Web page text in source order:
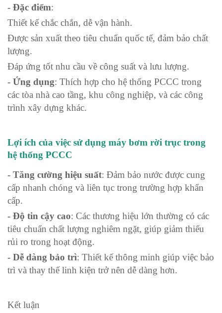
- Đặc điểm:
Thiết kế chắc chắn, dễ vận hành.
Được sản xuất theo tiêu chuẩn quốc tế, đảm bảo chất
lượng.
Đáp ứng tốt nhu cầu về công suất và lưu lượng.
- Ứng dụng: Thích hợp cho hệ thống PCCC trong
các tòa nhà cao tầng, khu công nghiệp, và các công
trình xây dựng khác.
Lợi ích của việc sử dụng máy bơm rời trục trong
hệ thống PCCC
- Tăng cường hiệu suất: Đảm bảo nước được cung
cấp nhanh chóng và liên tục trong trường hợp khẩn
cấp.
- Độ tin cậy cao: Các thương hiệu lớn thường có các
tiêu chuẩn chất lượng nghiêm ngặt, giúp giảm thiểu
rủi ro trong hoạt động.
- Dễ dàng bảo trì: Thiết kế thông minh giúp việc bảo
trì và thay thế linh kiện trở nên dễ dàng hơn.
Kết luận